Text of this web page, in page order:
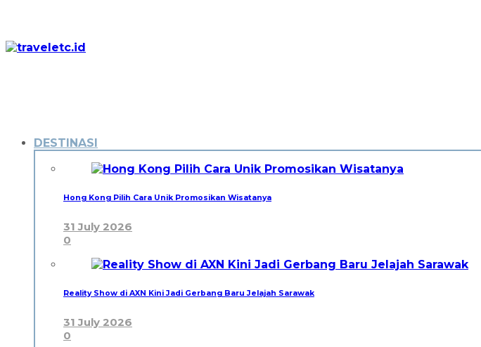
DESTINASI
Hong Kong Pilih Cara Unik Promosikan Wisatanya
31 July 2026
0
Reality Show di AXN Kini Jadi Gerbang Baru Jelajah Sarawak
31 July 2026
0